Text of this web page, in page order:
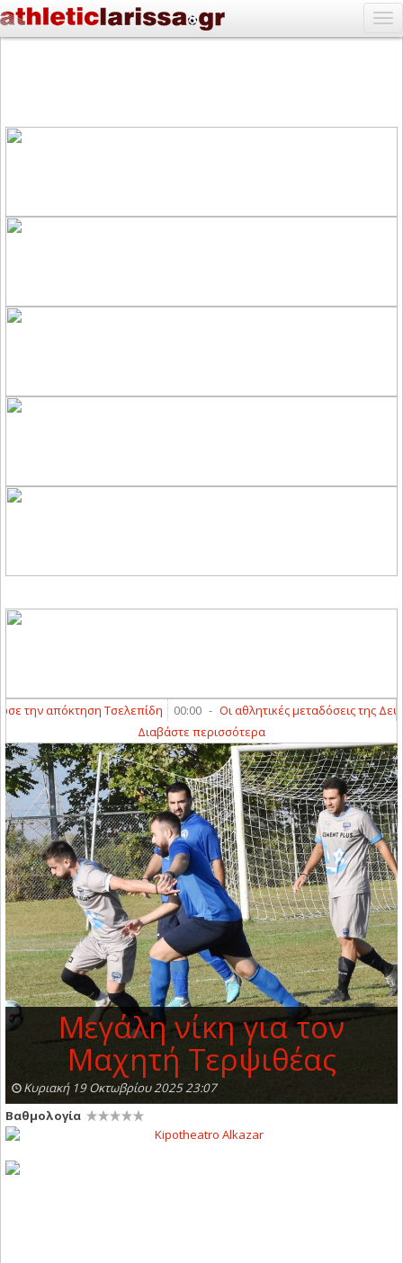
Τσελεπίδη 00:00 - Οι αθλητικές μεταδόσεις της Δευτέρας (10/8)
Διαβάστε περισσότερα
Μεγάλη νίκη για τον
Μαχητή Τερψιθέας
Κυριακή 19 Οκτωβρίου 2025 23:07
Βαθμολογία